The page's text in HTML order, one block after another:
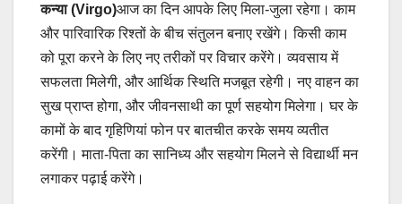
कन्या (Virgo)आज का दिन आपके लिए मिला-जुला रहेगा। काम
और पारिवारिक रिश्तों के बीच संतुलन बनाए रखेंगे। किसी काम
को पूरा करने के लिए नए तरीकों पर विचार करेंगे। व्यवसाय में
सफलता मिलेगी, और आर्थिक स्थिति मजबूत रहेगी। नए वाहन का
सुख प्राप्त होगा, और जीवनसाथी का पूर्ण सहयोग मिलेगा। घर के
कामों के बाद गृहिणियां फोन पर बातचीत करके समय व्यतीत
करेंगी। माता-पिता का सानिध्य और सहयोग मिलने से विद्यार्थी मन
लगाकर पढ़ाई करेंगे।